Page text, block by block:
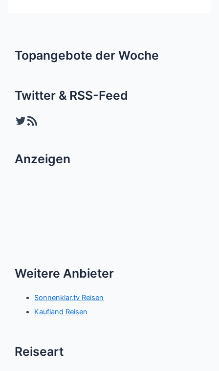
Topangebote der Woche
Twitter & RSS-Feed
Twitter RSS-Feed
Anzeigen
Weitere Anbieter
Sonnenklar.tv Reisen
Kaufland Reisen
Reiseart